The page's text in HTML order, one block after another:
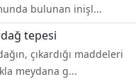
bulunan inişl...
tepesi
çıkardığı maddeleri
meydana g...